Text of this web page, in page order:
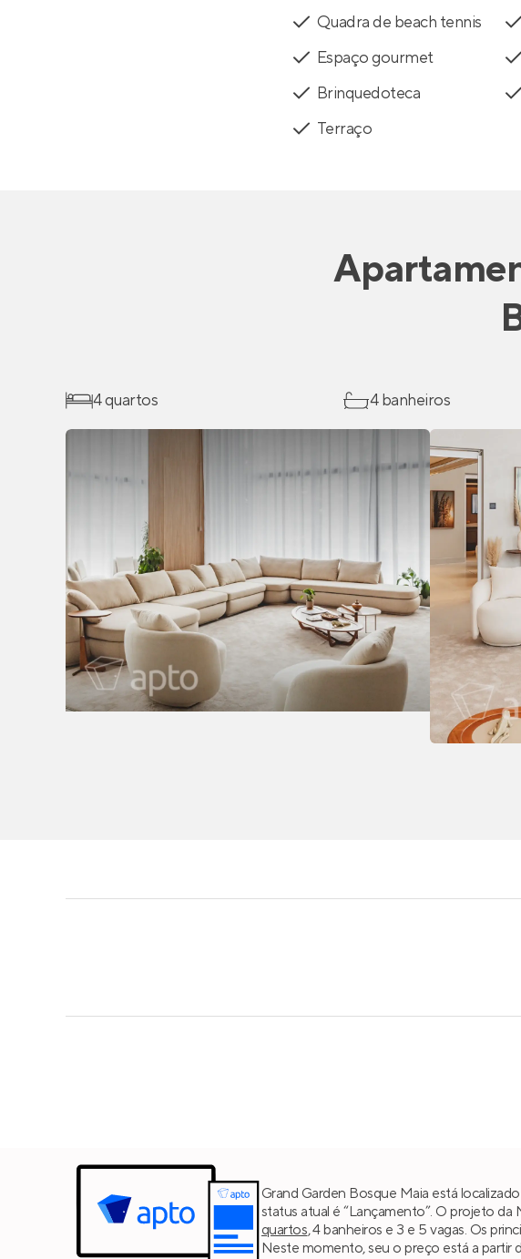
Quadra de beach tennis
Espaço gourmet
Brinquedoteca
Terraço
4 quartos 4 banheiros
Grand Garden Bosque Maia está
status atual é “Lançamento”. O projeto da
quartos, 4 banheiros e 3 e 5 vagas. Os
Neste momento, seu o preço está a partir